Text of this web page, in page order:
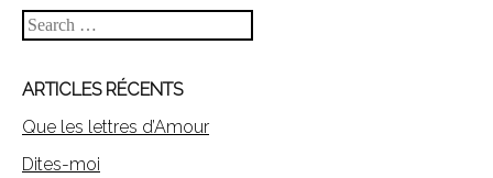
Search
ARTICLES RÉCENTS
Que les lettres d’Amour
Dites-moi